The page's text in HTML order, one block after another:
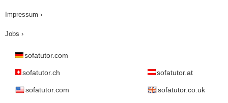
Impressum ›
Jobs ›
sofatutor.com
sofatutor.ch sofatutor.at
sofatutor.com sofatutor.co.uk